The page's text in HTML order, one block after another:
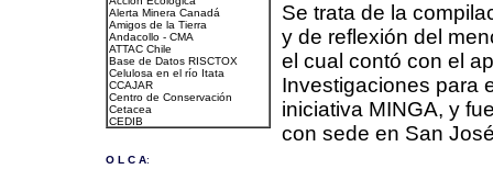
Se trata de la
y de reflexión del
el cual contó con el
Investigaciones para
iniciativa MINGA, y
con sede en San